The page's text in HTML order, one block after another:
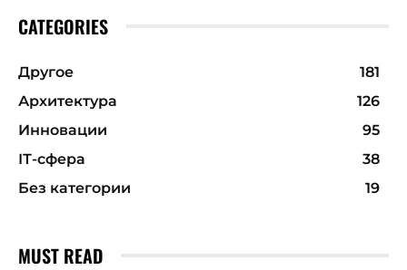
CATEGORIES
Другое
181
Архитектура
126
Инновации
95
ІТ-сфера
38
Без категории
19
MUST READ